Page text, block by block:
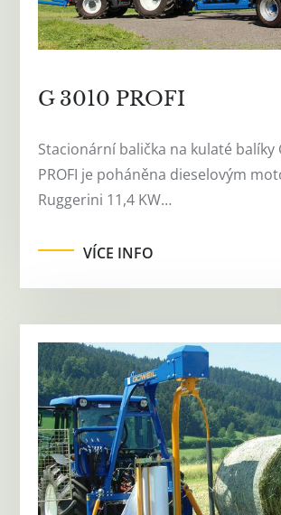
G 3010 PROFI
Stacionární balička na kulaté balíky
PROFI je poháněna dieselovým
Ruggerini 11,4 KW…
VÍCE INFO